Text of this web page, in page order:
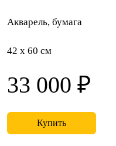
Акварель, бумага
42 x 60 см
33 000 ₽
Купить